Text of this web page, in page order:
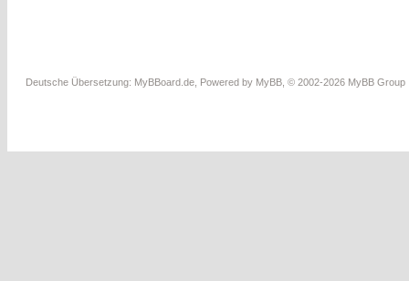
Deutsche Übersetzung: MyBBoard.de , Powered by MyBB , © 2002-2026 MyBB Group